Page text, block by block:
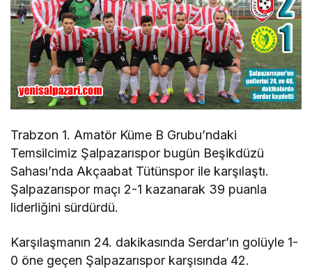
Trabzon 1. Amatör Küme B Grubu’ndaki
Temsilcimiz Şalpazarıspor bugün Beşikdüzü
Sahası’nda Akçaabat Tütünspor ile karşılaştı.
Şalpazarıspor maçı 2-1 kazanarak 39 puanla
liderliğini sürdürdü.
Karşılaşmanın 24. dakikasında Serdar’ın golüyle 1-
0 öne geçen Şalpazarıspor karşısında 42.